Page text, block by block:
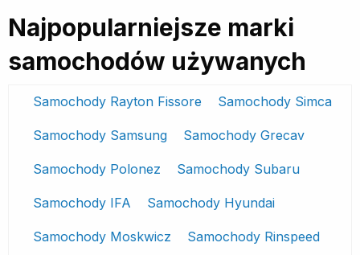
Najpopularniejsze marki
samochodów używanych
Samochody Rayton Fissore Samochody Simca
Samochody Samsung Samochody Grecav
Samochody Polonez Samochody Subaru
Samochody IFA Samochody Hyundai
Samochody Moskwicz Samochody Rinspeed